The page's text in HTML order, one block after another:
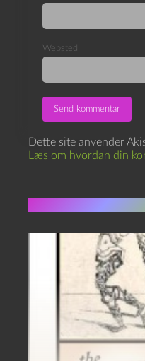
Websted
Dette site anvender
Læs om hvordan din